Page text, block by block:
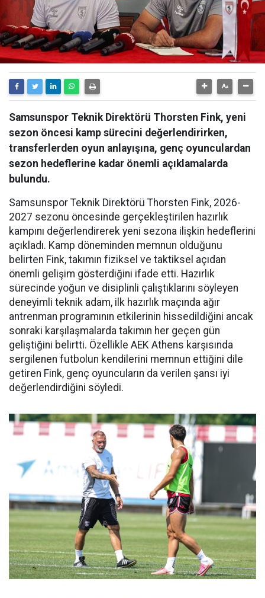
Samsunspor Teknik Direktörü Thorsten Fink, yeni
sezon öncesi kamp sürecini değerlendirirken,
transferlerden oyun anlayışına, genç oyunculardan
sezon hedeflerine kadar önemli açıklamalarda
bulundu.
Samsunspor Teknik Direktörü Thorsten Fink, 2026-
2027 sezonu öncesinde gerçekleştirilen hazırlık
kampını değerlendirerek yeni sezona ilişkin hedeflerini
açıkladı. Kamp döneminden memnun olduğunu
belirten Fink, takımın fiziksel ve taktiksel açıdan
önemli gelişim gösterdiğini ifade etti. Hazırlık
sürecinde yoğun ve disiplinli çalıştıklarını söyleyen
deneyimli teknik adam, ilk hazırlık maçında ağır
antrenman programının etkilerinin hissedildiğini ancak
sonraki karşılaşmalarda takımın her geçen gün
geliştiğini belirtti. Özellikle AEK Athens karşısında
sergilenen futbolun kendilerini memnun ettiğini dile
getiren Fink, genç oyuncuların da verilen şansı iyi
değerlendirdiğini söyledi.